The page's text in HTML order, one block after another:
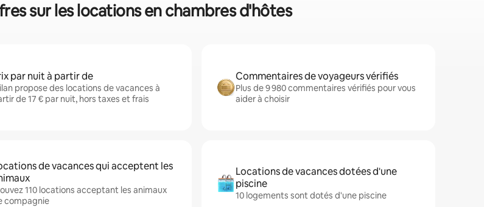
sur les locations en chambres d'hôtes
par nuit à partir de
propose des locations de vacances à
de 17 € par nuit, hors taxes et frais
Commentaires de voyageurs vérifiés
Plus de 9 980 commentaires vérifiés pour vous
aider à choisir
de vacances qui acceptent les
110 locations acceptant les animaux
compagnie
Locations de vacances dotées d'une
piscine
10 logements sont dotés d'une piscine